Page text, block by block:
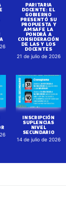
PARITARIA
DOCENTE: EL
GOBIERNO
PRESENTÓ SU
PROPUESTA Y
AMSAFE LA
PONDRÁ A
CONSIDERACIÓN
DE LAS Y LOS
DOCENTES
21 de julio de 2026
INSCRIPCIÓN
SUPLENCIAS
NIVEL
SECUNDARIO
14 de julio de 2026